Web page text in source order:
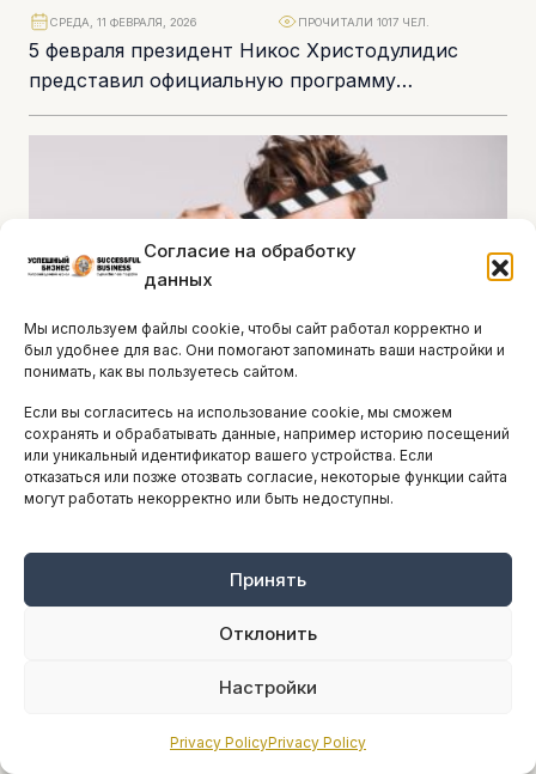
Согласие на обработку
данных
Мы используем файлы cookie, чтобы сайт работал корректно и
был удобнее для вас. Они помогают запоминать ваши настройки и
понимать, как вы пользуетесь сайтом.
Если вы согласитесь на использование cookie, мы сможем
сохранять и обрабатывать данные, например историю посещений
или уникальный идентификатор вашего устройства. Если
отказаться или позже отозвать согласие, некоторые функции сайта
могут работать некорректно или быть недоступны.
Принять
Отклонить
Настройки
Privacy PolicyPrivacy Policy
5 февраля президент Никос Христодулидис
представил официальную программу
правительства на 2026 год. В ней – пять
приоритетов и более 55...
СРЕДА, 11 ФЕВРАЛЯ, 2026 ПРОЧИТАЛИ 1017 ЧЕЛ.
Кипрский фильм завоевал награду на
фестивале Sundance
Мирсини Аристиду, кипрский режиссёр, вошла
в историю на прошедшем кинофестивале
Sundance, где её дебютный полнометражный
фильм Hold on to me...